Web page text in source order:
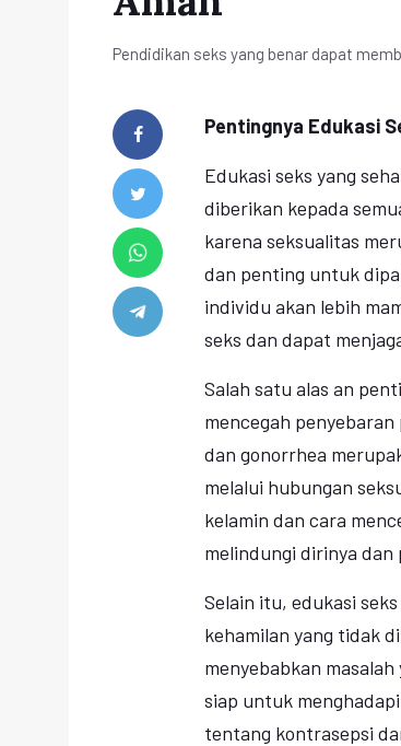
Pendidikan seks yang benar dapat
Pentingnya Edukasi
Edukasi seks yang
diberikan kepada
karena seksualitas
dan penting untuk
individu akan lebih
seks dan dapat
Salah satu alas an
mencegah
dan gonorrhea
melalui hubungan
kelamin dan cara
melindungi dirinya
Selain itu, edukasi
kehamilan yang tidak
menyebabkan
siap untuk
tentang kontrasepsi